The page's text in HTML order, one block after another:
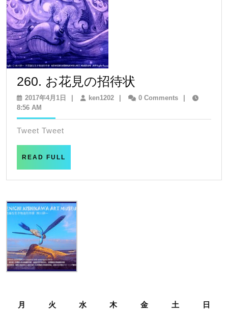
260. お花見の招待状
お
2017年4月1日
2017
日
ken1202ken12020 Comments
8:56 AM
Tweet Tweet
READ FULL
月 火 水 木 金 土 日